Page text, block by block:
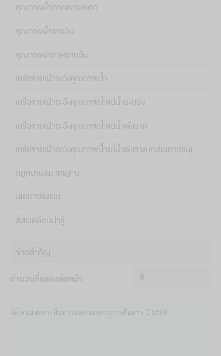
คุณภาพน้ำภาคตะวันออก
คุณภาพน้ำรายวัน
คุณภาพอากาศรายวัน
เครือข่ายเฝ้าระวังคุณภาพน้ำ
เครือข่ายเฝ้าระวังคุณภาพน้ำแม่น้ำระยอง
เครือข่ายเฝ้าระวังคุณภาพน้ำแม่น้ำพังราด
เครือข่ายเฝ้าระวังคุณภาพน้้ำแม่น้ำพังราด (กลุ่มเยาวชน)
กฎหมาย&มาตรฐาน
นโยบาย&แผน
สิ่งแวดล้อมน่ารู้
จำนวนที่แสดงต่อหน้า